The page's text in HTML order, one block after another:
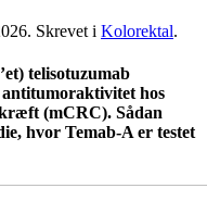
. Skrevet i Kolorektal.
telisotuzumab
hos
(mCRC). Sådan
hvor Temab-A er testet